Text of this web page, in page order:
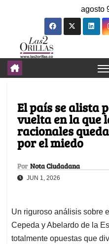
agosto
El país se alista
vuelta en la que
racionales
por el miedo
Por Nota Ciudadana
JUN 1, 2026
Un riguroso análisis sobre
Cepeda y Abelardo de la
totalmente opuestas que